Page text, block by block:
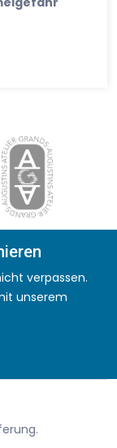
verpassen.
unserem